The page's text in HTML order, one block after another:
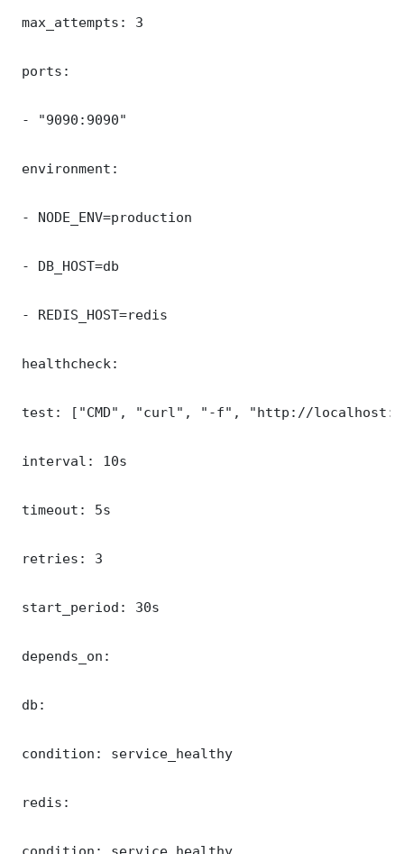
max_attempts: 3
ports:
- "9090:9090"
environment:
- NODE_ENV=production
- DB_HOST=db
- REDIS_HOST=redis
healthcheck:
test: ["CMD", "curl", "-f", "http://
interval: 10s
timeout: 5s
retries: 3
start_period: 30s
depends_on:
db:
condition: service_healthy
redis:
condition: service_healthy